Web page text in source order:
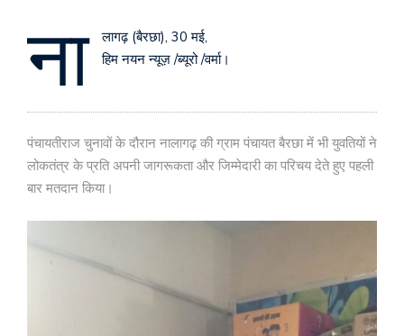
ना
लागढ़ (बैरछा), 30 मई,
हिम नयन न्यूज़ /ब्यूरो /वर्मा।
पंचायतीराज चुनावों के दौरान नालागढ़ की ग्राम पंचायत बैरछा में भी युवतियों ने
लोकतंत्र के प्रति अपनी जागरूकता और जिम्मेदारी का परिचय देते हुए पहली
बार मतदान किया।